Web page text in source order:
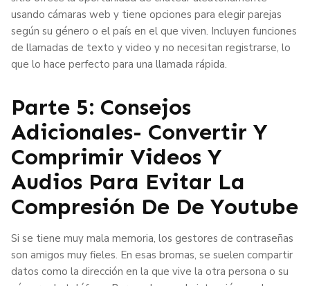
usando cámaras web y tiene opciones para elegir parejas
según su género o el país en el que viven. Incluyen funciones
de llamadas de texto y video y no necesitan registrarse, lo
que lo hace perfecto para una llamada rápida.
Parte 5: Consejos
Adicionales- Convertir Y
Comprimir Videos Y
Audios Para Evitar La
Compresión De De Youtube
Si se tiene muy mala memoria, los gestores de contraseñas
son amigos muy fieles. En esas bromas, se suelen compartir
datos como la dirección en la que vive la otra persona o su